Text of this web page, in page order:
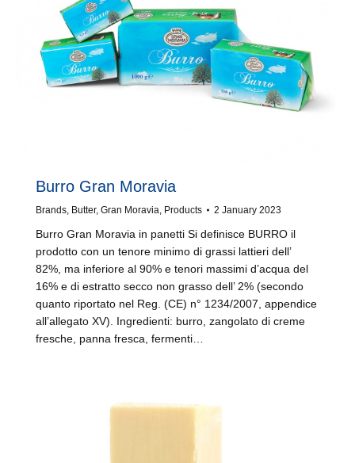
Burro Gran Moravia
Brands, Butter, Gran Moravia, Products 2 January 2023
Burro Gran Moravia in panetti Si definisce BURRO il
prodotto con un tenore minimo di grassi lattieri dell’
82%, ma inferiore al 90% e tenori massimi d’acqua del
16% e di estratto secco non grasso dell’ 2% (secondo
quanto riportato nel Reg. (CE) n° 1234/2007, appendice
all’allegato XV). Ingredienti: burro, zangolato di creme
fresche, panna fresca, fermenti…